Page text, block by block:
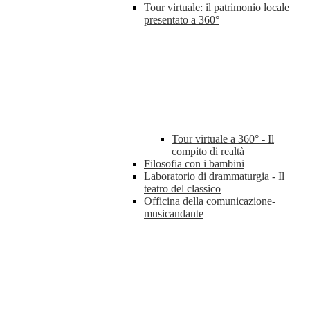
Tour virtuale: il patrimonio locale
presentato a 360°
Tour virtuale a 360° - Il
compito di realtà
Filosofia con i bambini
Laboratorio di drammaturgia - Il
teatro del classico
Officina della comunicazione-
musicandante